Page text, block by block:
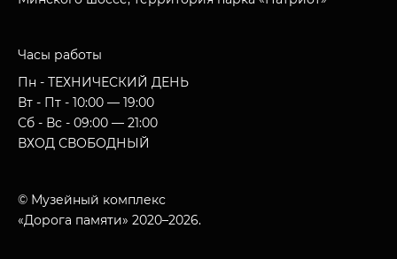
Часы работы
Пн - ТЕХНИЧЕСКИЙ ДЕНЬ
Вт - Пт - 10:00 — 19:00
Сб - Вс - 09:00 — 21:00
ВХОД СВОБОДНЫЙ
© Музейный комплекс
«Дорога памяти» 2020–2026.